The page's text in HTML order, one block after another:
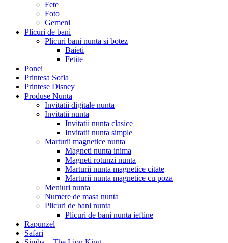
Fete
Foto
Gemeni
Plicuri de bani
Plicuri bani nunta si botez
Baieti
Fetite
Ponei
Printesa Sofia
Printese Disney
Produse Nunta
Invitatii digitale nunta
Invitatii nunta
Invitatii nunta clasice
Invitatii nunta simple
Marturii magnetice nunta
Magneti nunta inima
Magneti rotunzi nunta
Marturii nunta magnetice citate
Marturii nunta magnetice cu poza
Meniuri nunta
Numere de masa nunta
Plicuri de bani nunta
Plicuri de bani nunta ieftine
Rapunzel
Safari